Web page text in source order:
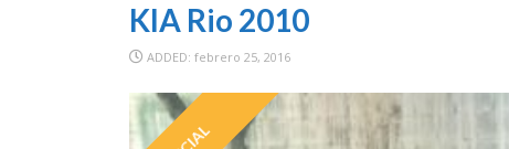
KIA Rio 2010
ADDED: febrero 25, 2016